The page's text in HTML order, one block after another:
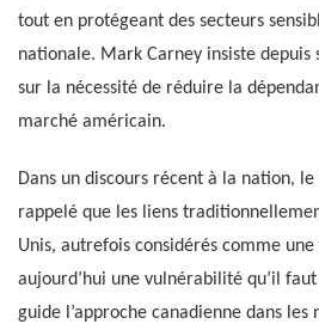
tout en protégeant des secteurs
nationale. Mark Carney insiste depuis
sur la nécessité de réduire la
marché américain.
Dans un discours récent à la nation,
rappelé que les liens
Unis, autrefois considérés comme
aujourd’hui une vulnérabilité qu’il
guide l’approche canadienne dans les